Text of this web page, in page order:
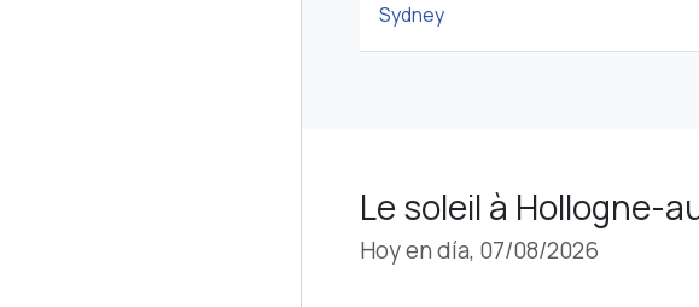
Sydney
Le soleil à Hollogne-
Hoy en día, 07/08/2026